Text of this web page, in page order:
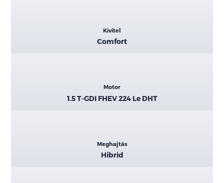
Kivitel
Comfort
Motor
1.5 T-GDI FHEV 224 Le DHT
Meghajtás
Hibrid